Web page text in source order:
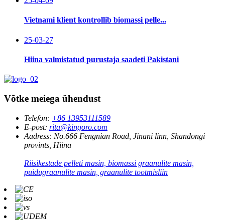
Vietnami klient kontrollib biomassi pelle...
25-03-27
Hiina valmistatud purustaja saadeti Pakistani
Võtke meiega ühendust
Telefon: +86 13953111589
E-post: rita@kingoro.com
Aadress: No.666 Fengnian Road, Jinani linn, Shandongi
provints, Hiina
Riisikestade pelleti masin, biomassi graanulite masin,
puidugraanulite masin, graanulite tootmisliin